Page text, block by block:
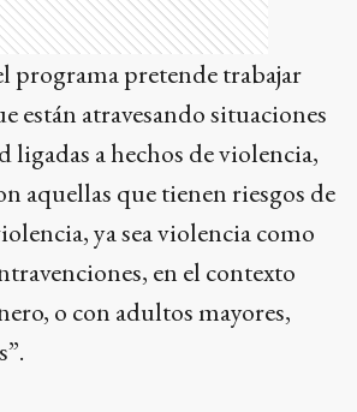
programa pretende trabajar
están atravesando situaciones
a hechos de violencia,
aquellas que tienen riesgos de
ya sea violencia como
en el contexto
o con adultos mayores,